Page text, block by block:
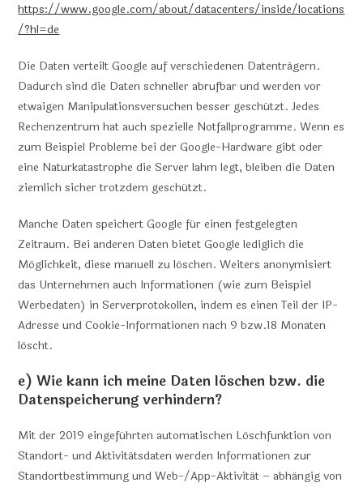
https://www.google.com/about/datacenters/inside/locations
/?hl=de
Die Daten verteilt Google auf verschiedenen Datenträgern.
Dadurch sind die Daten schneller abrufbar und werden vor
etwaigen Manipulationsversuchen besser geschützt. Jedes
Rechenzentrum hat auch spezielle Notfallprogramme. Wenn es
zum Beispiel Probleme bei der Google-Hardware gibt oder
eine Naturkatastrophe die Server lahm legt, bleiben die Daten
ziemlich sicher trotzdem geschützt.
Manche Daten speichert Google für einen festgelegten
Zeitraum. Bei anderen Daten bietet Google lediglich die
Möglichkeit, diese manuell zu löschen. Weiters anonymisiert
das Unternehmen auch Informationen (wie zum Beispiel
Werbedaten) in Serverprotokollen, indem es einen Teil der IP-
Adresse und Cookie-Informationen nach 9 bzw.18 Monaten
löscht.
e) Wie kann ich meine Daten löschen bzw. die
Datenspeicherung verhindern?
Mit der 2019 eingeführten automatischen Löschfunktion von
Standort- und Aktivitätsdaten werden Informationen zur
Standortbestimmung und Web-/App-Aktivität – abhängig von